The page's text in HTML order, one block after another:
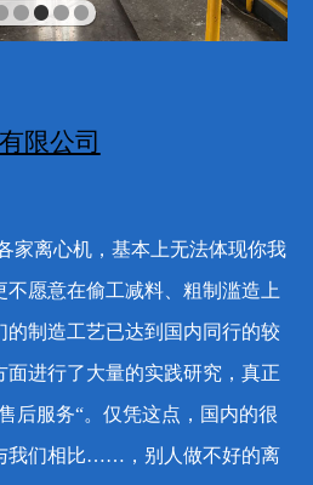
5
限公司
家离心机，基本上无法体现你我
愿意在偷工减料、粗制滥造上
的制造工艺已达到国内同行的较
进行了大量的实践研究，真正
后服务“。仅凭这点，国内的很
我们相比……，别人做不好的离